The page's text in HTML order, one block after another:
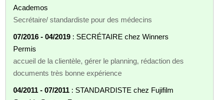
Academos
Secrétaire/ standardiste pour des médecins
07/2016 - 04/2019 : SECRÉTAIRE chez Winners
Permis
accueil de la clientèle, gérer le planning, rédaction des
documents très bonne expérience
04/2011 - 07/2011 : STANDARDISTE chez Fujifilm